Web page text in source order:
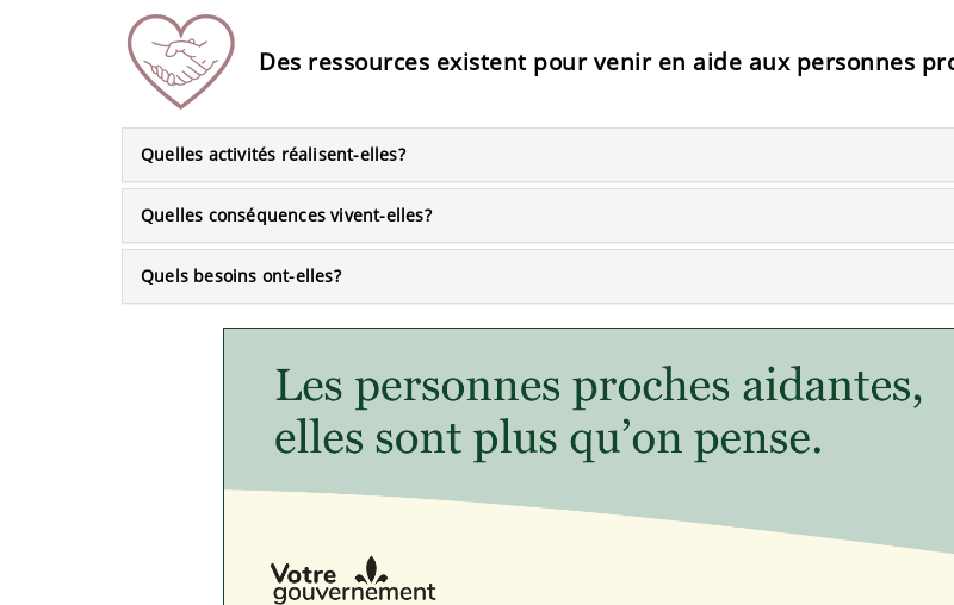
Des ressources existent pour venir en aide aux personnes
Quelles activités réalisent-elles?
Quelles conséquences vivent-elles?
Quels besoins ont-elles?